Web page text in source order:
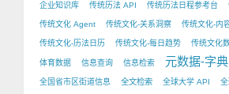
企业知识库 传统历法 API 传统历法日程参考台
传统文化 Agent 传统文化-关系洞察 传统文化-内
传统文化-历法日历 传统文化-每日趋势 传统文化
体育数据 信息查询 信息检索 元数据-字典
全国省市区街道信息 全文检索 全球大学 API